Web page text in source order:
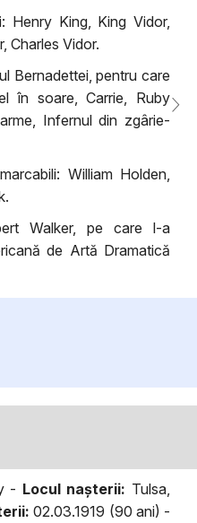
Henry King, King Vidor,
Charles Vidor.
Bernadettei, pentru care
în soare, Carrie, Ruby
Infernul din zgârie-
William Holden,
Walker, pe care l-a
de Artă Dramatică
- Locul naşterii: Tulsa,
02.03.1919 (90 ani) -